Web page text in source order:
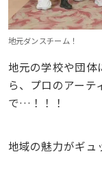
地元ダンスチーム！
地元の学校や団体
ら、プロのアーテ
で…！！！
地域の魅力がギュ